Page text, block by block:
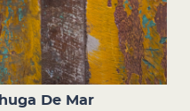
De Mar